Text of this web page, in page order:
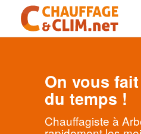
On vous
du temps !
Chauffagiste à